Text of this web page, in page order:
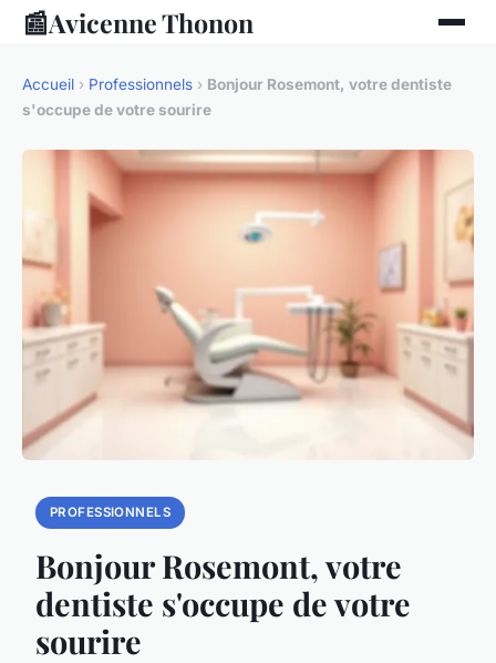
📰Avicenne Thonon
Accueil › Professionnels › Bonjour Rosemont, votre dentiste
s'occupe de votre sourire
PROFESSIONNELS
Bonjour Rosemont, votre
dentiste s'occupe de votre
sourire